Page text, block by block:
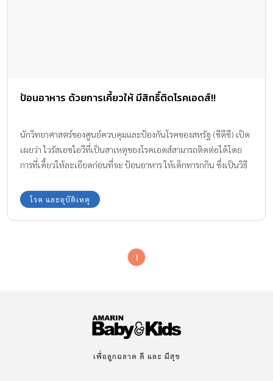
ป้อนอาหาร ด้วยการเคี้ยวให้ มีสิทธิ์ติดโรคเอดส์!!
นักวิทยาศาสตร์ของศูนย์ควบคุมและป้องกันโรคของสหรัฐ (ซีดีซี) เปิด
เผยว่า ไวรัสเอชไอวีที่เป็นสาเหตุของโรคเอดส์สามารถติดต่อได้โดย
การที่เคี้ยวให้ละเอียดก่อนที่จะ ป้อนอาหาร ให้เด็กทารกกิน ซึ่งเป็นวิธี
โรค และอุบัติเหตุ
1
เพื่อลูกฉลาด ดี และ มีสุข